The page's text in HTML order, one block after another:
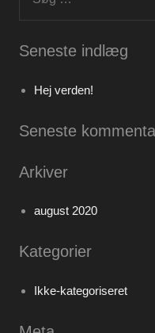
efter:
Seneste indlæg
Hej verden!
Seneste
Arkiver
august 2020
Kategorier
Ikke-kategoriseret